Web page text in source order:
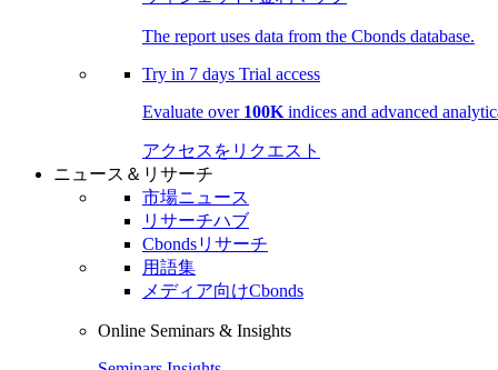
The report uses data from the Cbonds database.
Try in 7 days Trial access
Evaluate over 100K indices and advanced
アクセスをリクエスト
ニュース＆リサーチ
市場ニュース
リサーチハブ
Cbondsリサーチ
用語集
メディア向けCbonds
Online Seminars & Insights